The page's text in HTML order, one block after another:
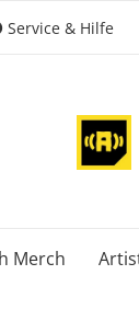
Service & Hilfe
Merch